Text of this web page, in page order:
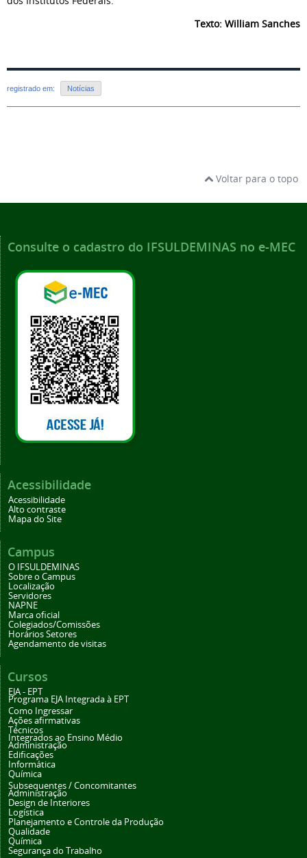
Texto: William Sanches
registrado em: Notícias
Voltar para o topo
Consulte o cadastro do IFSULDEMINAS no e-MEC
Acessibilidade
Acessibilidade
Alto contraste
Mapa do Site
Campus
O IFSULDEMINAS
Sobre o Campus
Localização
Servidores
NAPNE
Marca oficial
Colegiados/Comissões
Horários Setores
Agendamento de visitas
Cursos
EJA - EPT
Programa EJA Integrada à EPT
Como Ingressar
Ações afirmativas
Técnicos
Integrados ao Ensino Médio
Administração
Edificações
Informática
Química
Subsequentes / Concomitantes
Administração
Design de Interiores
Logística
Planejamento e Controle da Produção
Qualidade
Química
Segurança do Trabalho